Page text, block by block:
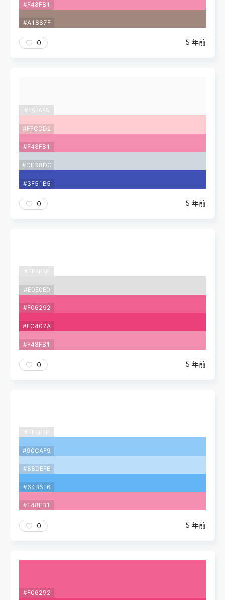
#F48FB1
#A1887F
0 5 年前
#FAFAFA
#FFCDD2
#F48FB1
#CFD8DC
#3F51B5
0 5 年前
#FFFFFF
#E0E0E0
#F06292
#EC407A
#F48FB1
0 5 年前
#FFFFFF
#90CAF9
#BBDEFB
#64B5F6
#F48FB1
0 5 年前
#F06292